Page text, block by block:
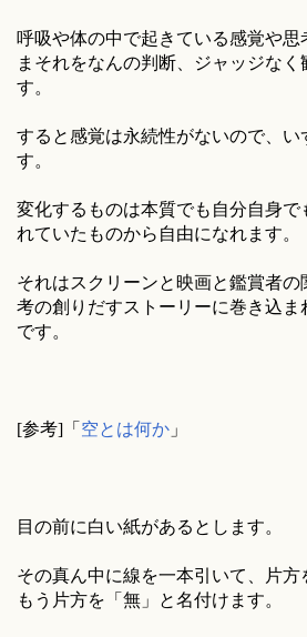
呼吸や体の中で起きている感覚や思
まそれをなんの判断、ジャッジな
す。
すると感覚は永続性がないので、い
す。
変化するものは本質でも自分自身で
れていたものから自由になれます。
それはスクリーンと映画と鑑賞者
考の創りだすストーリーに巻き込ま
です。
[参考]「 空とは何か 」
目の前に白い紙があるとします。
その真ん中に線を一本引いて、片方
もう片方を「無」と名付けます。